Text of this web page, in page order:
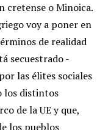
cretense o Minoica.
voy a poner en
de realidad
secuestrado -
las élites sociales
los distintos
de la UE y que,
los pueblos